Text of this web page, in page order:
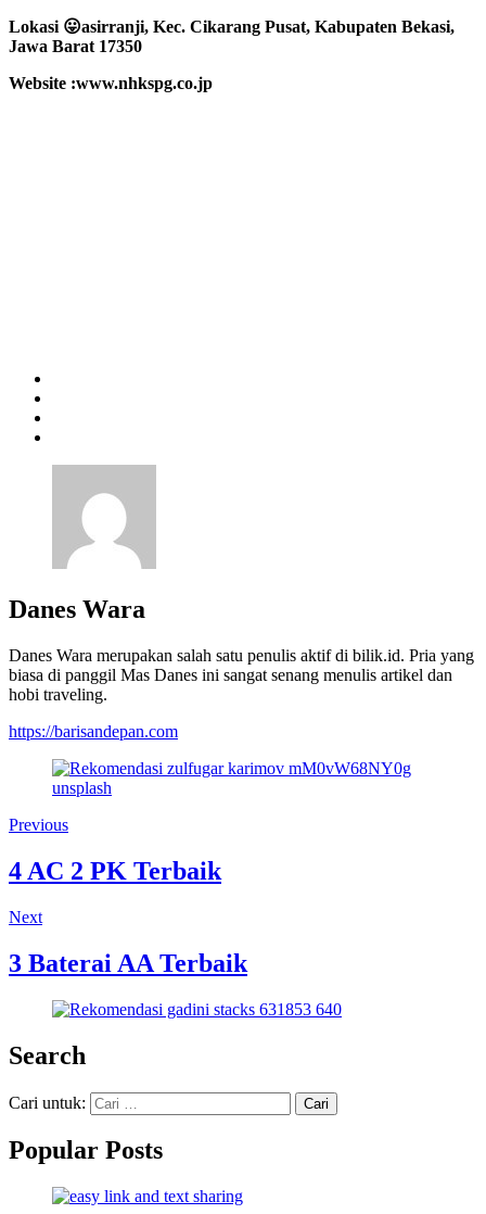
Lokasi 😛asirranji, Kec. Cikarang Pusat, Kabupaten Bekasi,
Jawa Barat 17350
Website :www.nhkspg.co.jp
Danes Wara
Danes Wara merupakan salah satu penulis aktif di bilik.id. Pria yang
biasa di panggil Mas Danes ini sangat senang menulis artikel dan
hobi traveling.
https://barisandepan.com
Previous
4 AC 2 PK Terbaik
Next
3 Baterai AA Terbaik
Search
Cari untuk:
Popular Posts